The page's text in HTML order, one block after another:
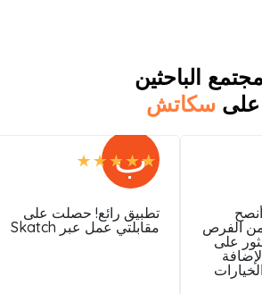
الباحثين
سكاتش
من الفرص
على
ب
تطبيق رائع! حصلت على
مقابلتي عمل عبر Skatch